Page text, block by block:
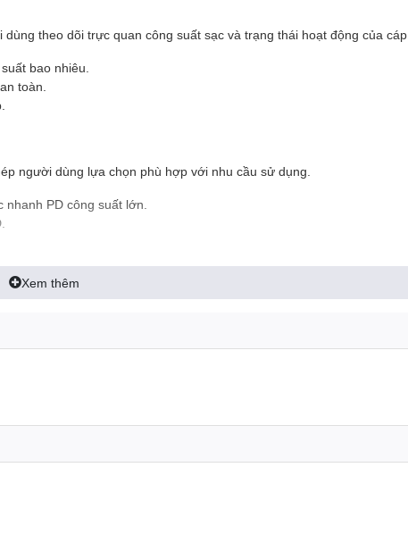
theo dõi trực quan công suất sạc và trạng thái hoạt động của cáp.
bao nhiêu.
toàn.
người dùng lựa chọn phù hợp với nhu cầu sử dụng.
PD công suất lớn.
gian sạc cho các thiết bị.
với tốc độ cao lên đến 480Mbps.
cách nhanh chóng.
Xem thêm